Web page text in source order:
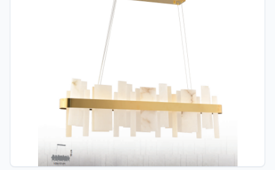
Referanslar
Satış Noktaları
İletişim